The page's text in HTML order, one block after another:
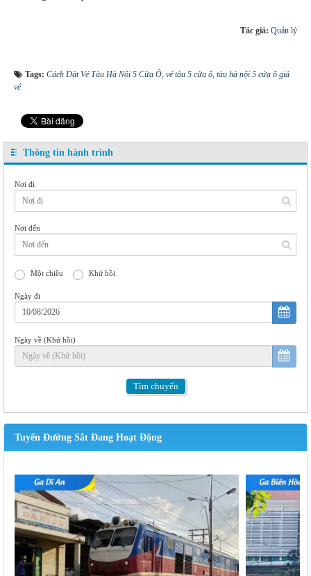
Tác giả: Quản lý
Tags: Cách Đặt Vé Tàu Hà Nội 5 Cửa Ô, vé tàu 5 cửa ô, tàu hà nội 5 cửa ô giá
vé
Thông tin hành trình
Nơi đi
Nơi đến
Một chiều Khứ hồi
Ngày đi
Ngày về (Khứ hồi)
Tìm chuyến
Tuyến Đường Sắt Đang Hoạt Động